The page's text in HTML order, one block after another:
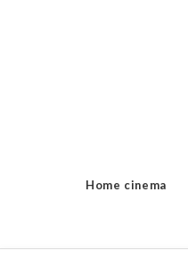
Home cinema